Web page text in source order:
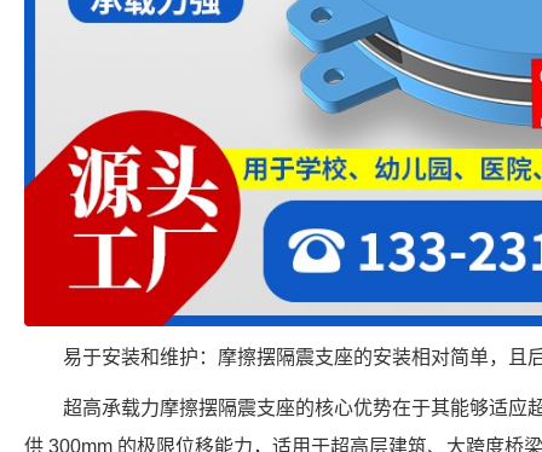
易于安装和维护：摩擦摆隔震支座的安装相对简单，且
超高承载力摩擦摆隔震支座的核心优势在于其能够适应
供 300mm 的极限位移能力，适用于超高层建筑、大跨度桥